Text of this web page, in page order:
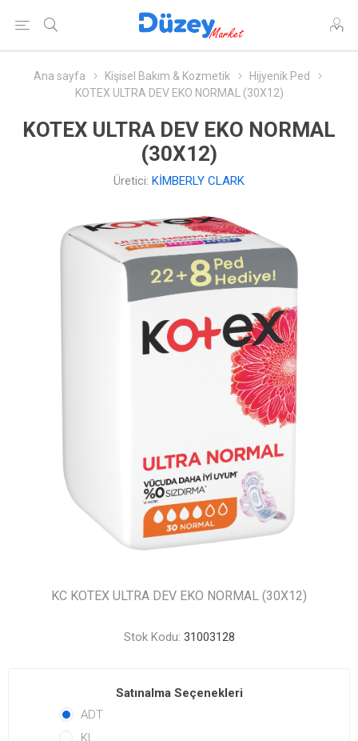
Ana sayfa Kişisel Bakım & Kozmetik
Hijyenik Ped
KOTEX ULTRA DEV EKO NORMAL (30X12)
KOTEX ULTRA DEV EKO NORMAL
(30X12)
Üretici: KİMBERLY CLARK
KC KOTEX ULTRA DEV EKO NORMAL (30X12)
Stok Kodu: 31003128
Satınalma Seçenekleri
ADT
KL